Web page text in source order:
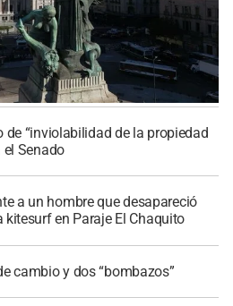
de “inviolabilidad de la propiedad
el Senado
a un hombre que desapareció
en Paraje El Chaquito
cambio y dos “bombazos”